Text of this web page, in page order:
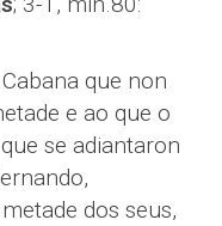
que non
e ao que o
se adiantaron
dos seus,